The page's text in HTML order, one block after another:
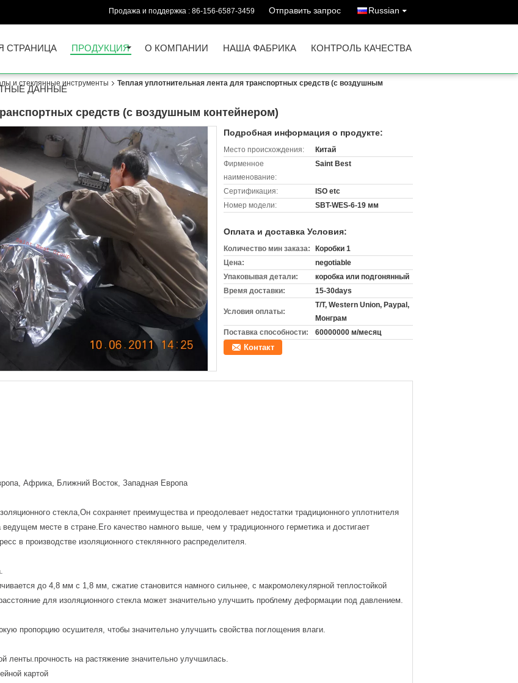
Продажа и поддержка : 86-156-6587-3459 Отправить запрос Russian
СТРАНИЦА ПРОДУКЦИЯ О КОМПАНИИ НАША ФАБРИКА КОНТРОЛЬ КАЧЕСТВА
ДАННЫЕ
и стеклянные инструменты
Теплая уплотнительная лента для транспортных средств (с воздушным
средств (с воздушным контейнером)
Подробная информация о продукте:
Место происхождения:
Китай
Фирменное
наименование:
Saint Best
Сертификация:
ISO etc
Номер модели:
SBT-WES-6-19 мм
Оплата и доставка Условия:
Количество мин заказа:
Коробки 1
Цена:
negotiable
Упаковывая детали:
коробка или подгонянный
Время доставки:
15-30days
Условия оплаты:
T/T, Western Union, Paypal,
Монграм
Поставка способности:
60000000 м/месяц
Контакт
Африка, Ближний Восток, Западная Европа
стекла,Он сохраняет преимущества и преодолевает недостатки традиционного уплотнителя
месте в стране.Его качество намного выше, чем у традиционного герметика и достигает
в производстве изоляционного стеклянного распределителя.
до 4,8 мм с 1,8 мм, сжатие становится намного сильнее, с макромолекулярной теплостойкой
для изоляционного стекла может значительно улучшить проблему деформации под давлением.
пропорцию осушителя, чтобы значительно улучшить свойства поглощения влаги.
ленты.прочность на растяжение значительно улучшилась.
картой